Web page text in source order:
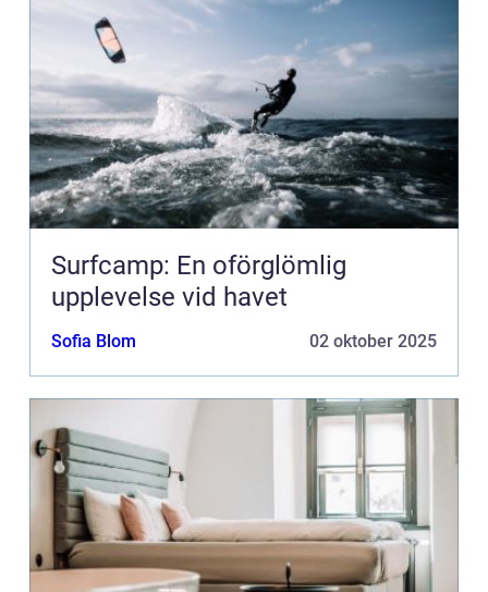
Surfcamp: En oförglömlig
upplevelse vid havet
Sofia Blom 02 oktober 2025